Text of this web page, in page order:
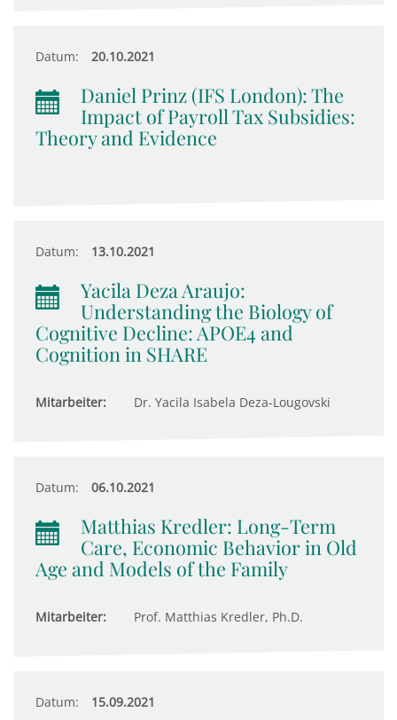
Datum: 20.10.2021
Daniel Prinz (IFS London): The
Impact of Payroll Tax Subsidies:
Theory and Evidence
Datum: 13.10.2021
Yacila Deza Araujo:
Understanding the Biology of
Cognitive Decline: APOE4 and
Cognition in SHARE
Mitarbeiter: Dr. Yacila Isabela Deza-Lougovski
Datum: 06.10.2021
Matthias Kredler: Long-Term
Care, Economic Behavior in Old
Age and Models of the Family
Mitarbeiter: Prof. Matthias Kredler, Ph.D.
Datum: 15.09.2021